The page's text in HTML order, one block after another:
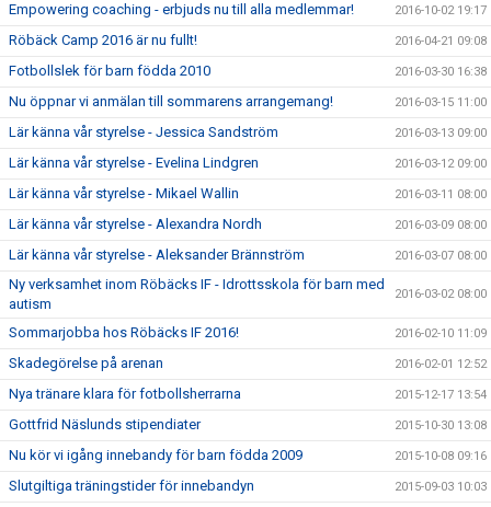
Empowering coaching - erbjuds nu till alla medlemmar! 2016-10-02 19:17
Röbäck Camp 2016 är nu fullt! 2016-04-21 09:08
Fotbollslek för barn födda 2010 2016-03-30 16:38
Nu öppnar vi anmälan till sommarens arrangemang! 2016-03-15 11:00
Lär känna vår styrelse - Jessica Sandström 2016-03-13 09:00
Lär känna vår styrelse - Evelina Lindgren 2016-03-12 09:00
Lär känna vår styrelse - Mikael Wallin 2016-03-11 08:00
Lär känna vår styrelse - Alexandra Nordh 2016-03-09 08:00
Lär känna vår styrelse - Aleksander Brännström 2016-03-07 08:00
Ny verksamhet inom Röbäcks IF - Idrottsskola för barn med
autism
2016-03-02 08:00
Sommarjobba hos Röbäcks IF 2016! 2016-02-10 11:09
Skadegörelse på arenan 2016-02-01 12:52
Nya tränare klara för fotbollsherrarna 2015-12-17 13:54
Gottfrid Näslunds stipendiater 2015-10-30 13:08
Nu kör vi igång innebandy för barn födda 2009 2015-10-08 09:16
Slutgiltiga träningstider för innebandyn 2015-09-03 10:03